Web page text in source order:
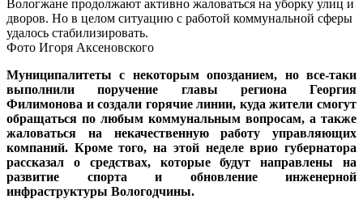
Вологжане продолжают активно жаловаться на уборку улиц и
дворов. Но в целом ситуацию с работой коммунальной сферы
удалось стабилизировать.
Фото Игоря Аксеновского
Муниципалитеты с некоторым опозданием, но все-таки
выполнили поручение главы региона Георгия
Филимонова и создали горячие линии, куда жители смогут
обращаться по любым коммунальным вопросам, а также
жаловаться на некачественную работу управляющих
компаний. Кроме того, на этой неделе врио губернатора
рассказал о средствах, которые будут направлены на
развитие спорта и обновление инженерной
инфраструктуры Вологодчины.